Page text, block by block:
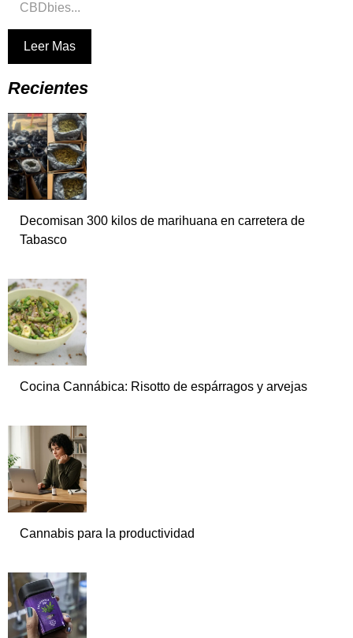
CBDbies...
Leer Mas
Recientes
Decomisan 300 kilos de marihuana en carretera de
Tabasco
Cocina Cannábica: Risotto de espárragos y arvejas
Cannabis para la productividad